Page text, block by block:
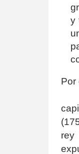
y
Por
rey